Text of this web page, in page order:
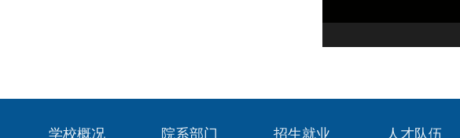
学校概况 院系部门 招生就业 人才队伍